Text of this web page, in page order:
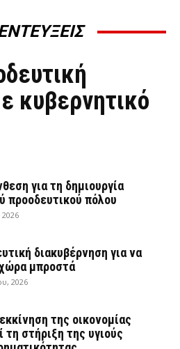
κυβερνητικό
για τη δημιουργία
προοδευτικού πόλου
διακυβέρνηση για να
μπροστά
2026
της οικονομίας
τη στήριξη της υγιούς